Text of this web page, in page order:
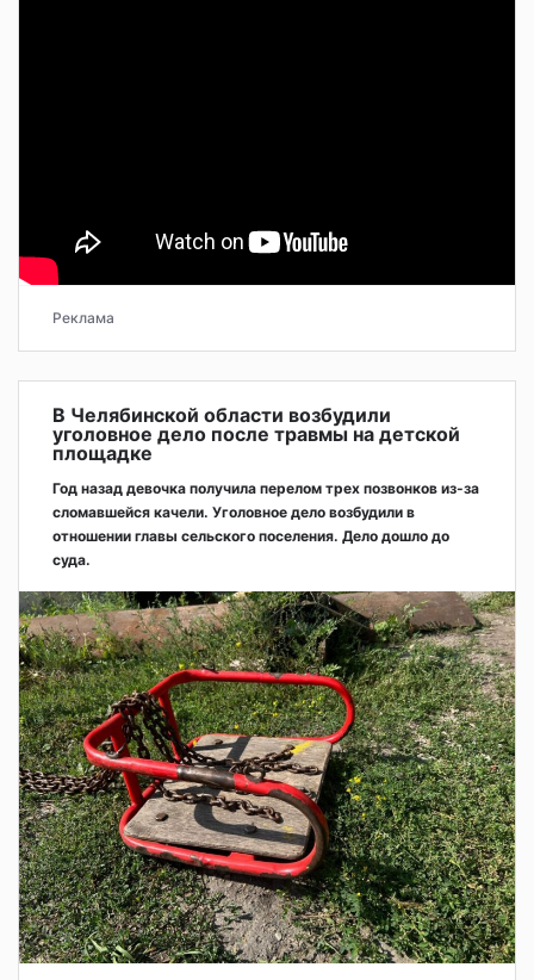
Реклама
В Челябинской области возбудили
уголовное дело после травмы на детской
площадке
Год назад девочка получила перелом трех позвонков из-за
сломавшейся качели. Уголовное дело возбудили в
отношении главы сельского поселения. Дело дошло до
суда.